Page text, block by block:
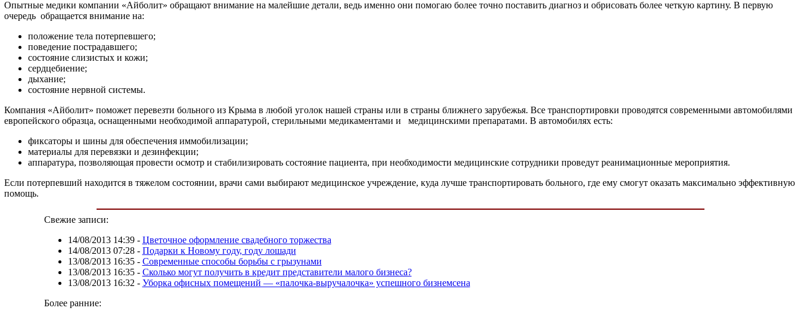
Опытные медики компании «Айболит» обращают внимание на малейшие детали, ведь именно они помогаю более точно поставить диагноз и обрисовать более четкую картину. В первую
очередь обращается внимание на:
положение тела потерпевшего;
поведение пострадавшего;
состояние слизистых и кожи;
сердцебиение;
дыхание;
состояние нервной системы.
Компания «Айболит» поможет перевезти больного из Крыма в любой уголок нашей страны или в страны ближнего зарубежья. Все транспортировки проводятся современными автомобилями
европейского образца, оснащенными необходимой аппаратурой, стерильными медикаментами и медицинскими препаратами. В автомобилях есть:
фиксаторы и шины для обеспечения иммобилизации;
материалы для перевязки и дезинфекции;
аппаратура, позволяющая провести осмотр и стабилизировать состояние пациента, при необходимости медицинские сотрудники проведут реанимационные мероприятия.
Если потерпевший находится в тяжелом состоянии, врачи сами выбирают медицинское учреждение, куда лучше транспортировать больного, где ему смогут оказать максимально эффективную
помощь.
Свежие записи:
14/08/2013 14:39- Цветочное оформление свадебного торжества
14/08/2013 07:28- Подарки к Новому году, году лошади
13/08/2013 16:35- Современные способы борьбы с грызунами
13/08/2013 16:35- Сколько могут получить в кредит представители малого бизнеса?
13/08/2013 16:32 - Уборка офисных помещений — «палочка-выручалочка» успешного бизнемсена
Более ранние: